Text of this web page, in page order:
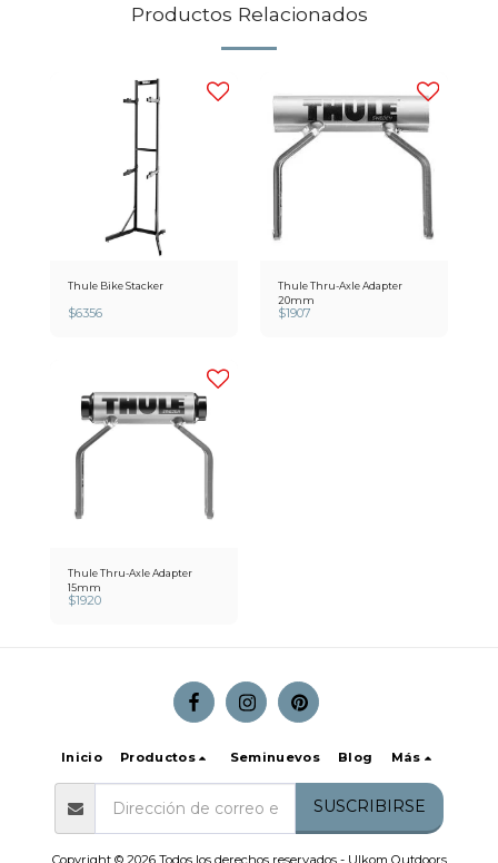
Productos Relacionados
Thule Bike Stacker
$6356
Thule Thru-Axle Adapter
20mm
$1907
Thule Thru-Axle Adapter
15mm
$1920
Inicio Productos Seminuevos Blog Más
SUSCRIBIRSE
Copyright © 2026 Todos los derechos reservados - Ulkom Outdoors